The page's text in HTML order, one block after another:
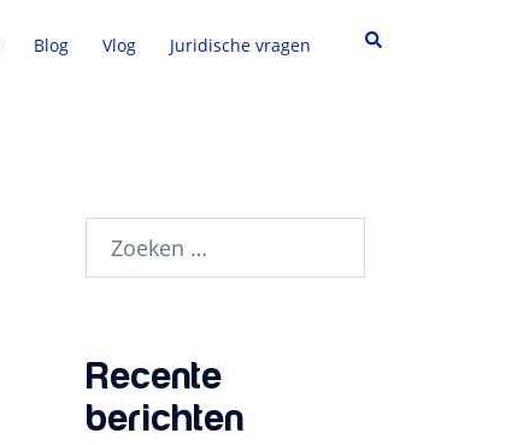
Blog Vlog Juridische vragen Zoeken
Zoeken
naar:
Recente
berichten